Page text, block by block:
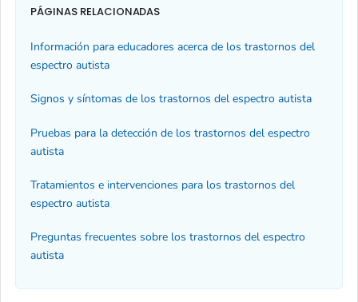
PÁGINAS RELACIONADAS
Información para educadores acerca de los trastornos del
espectro autista
Signos y síntomas de los trastornos del espectro autista
Pruebas para la detección de los trastornos del espectro
autista
Tratamientos e intervenciones para los trastornos del
espectro autista
Preguntas frecuentes sobre los trastornos del espectro
autista